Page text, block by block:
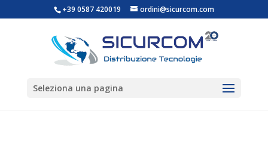
+39 0587 420019 ordini@sicurcom.com
Seleziona una pagina